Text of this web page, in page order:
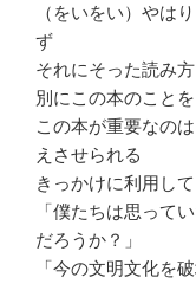
（をいをい）やは
ず
それにそった読み
別にこの本のこと
この本が重要なの
えさせられる
きっかけに利用して
「僕たちは思って
だろうか？」
「今の文明文化を